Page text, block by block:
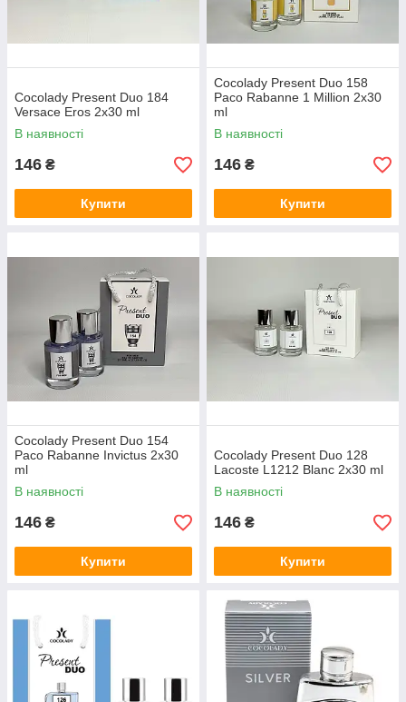
Cocolady Present Duo 184
Versace Eros 2x30 ml
В наявності
146 ₴
Купити
Cocolady Present Duo 158
Paco Rabanne 1 Million 2x30
ml
В наявності
146 ₴
Купити
Cocolady Present Duo 154
Paco Rabanne Invictus 2x30
ml
В наявності
146 ₴
Купити
Cocolady Present Duo 128
Lacoste L1212 Blanc 2x30 ml
В наявності
146 ₴
Купити